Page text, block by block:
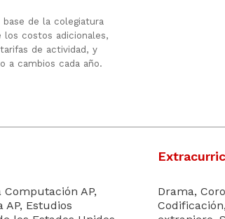
de la colegiatura
los costos adicionales,
de actividad, y
a cambios cada año.
Computación AP,
AP, Estudios
Drama,